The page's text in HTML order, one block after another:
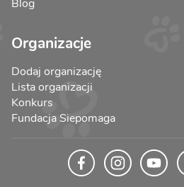
Blog
Organizacje
Dodaj organizację
Lista organizacji
Konkurs
Fundacja Siepomaga